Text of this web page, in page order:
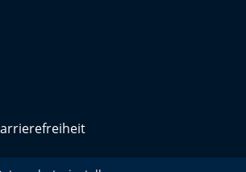
zur Einbettung und Bereitstellung